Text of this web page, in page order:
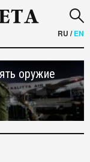
RU /EN
оружие